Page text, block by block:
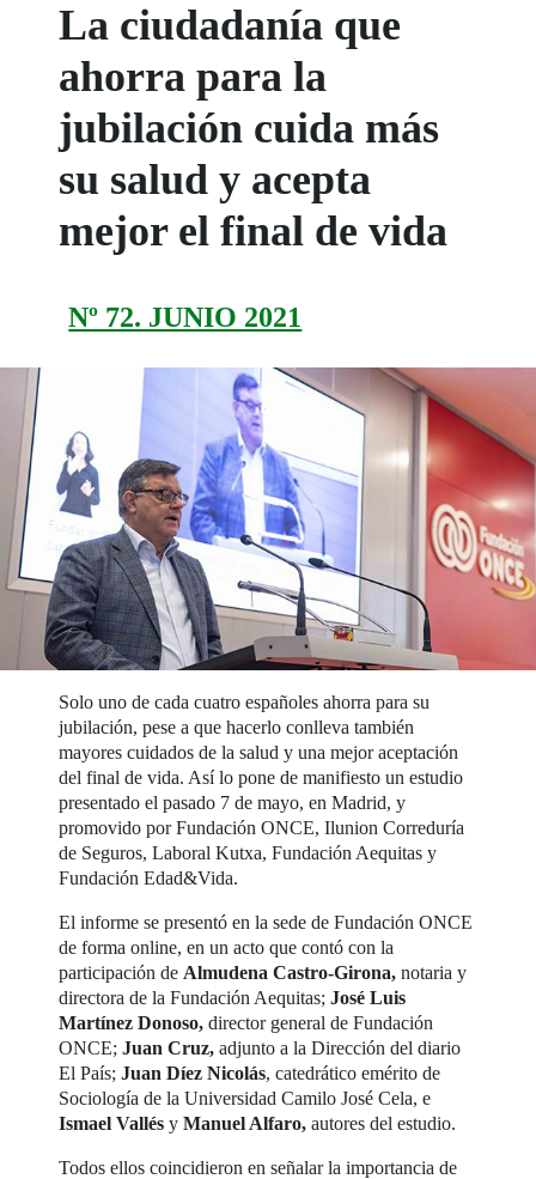
La ciudadanía que
ahorra para la
jubilación cuida más
su salud y acepta
mejor el final de vida
Nº 72. JUNIO 2021
Solo uno de cada cuatro españoles ahorra para su
jubilación, pese a que hacerlo conlleva también
mayores cuidados de la salud y una mejor aceptación
del final de vida. Así lo pone de manifiesto un estudio
presentado el pasado 7 de mayo, en Madrid, y
promovido por Fundación ONCE, Ilunion Correduría
de Seguros, Laboral Kutxa, Fundación Aequitas y
Fundación Edad&Vida.
El informe se presentó en la sede de Fundación ONCE
de forma online, en un acto que contó con la
participación de Almudena Castro-Girona, notaria y
directora de la Fundación Aequitas;José Luis
Martínez Donoso, director general de Fundación
ONCE;Juan Cruz, adjunto a la Dirección del diario
El País;Juan Díez Nicolás, catedrático emérito de
Sociología de la Universidad Camilo José Cela, e
Ismael Vallés yManuel Alfaro, autores del estudio.
Todos ellos coincidieron en señalar la importancia de